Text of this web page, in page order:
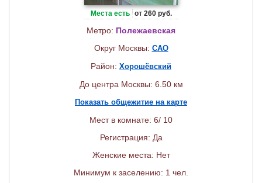
Места есть от 260 руб.
Метро: Полежаевская
Округ Москвы: САО
Район: Хорошёвский
До центра Москвы: 6.50 км
Показать общежитие на карте
Мест в комнате: 6/ 10
Регистрация: Да
Женские места: Нет
Минимум к заселению: 1 чел.